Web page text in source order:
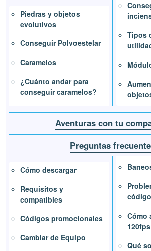
Piedras y objetos
evolutivos
Conseguir Polvoestelar
Caramelos
¿Cuánto andar para
conseguir caramelos?
Tipos
Aventuras con tu
Preguntas
Cómo descargar
Requisitos y
compatibles
Códigos promocionales
Cambiar de Equipo
Cómo
120fps
Qué